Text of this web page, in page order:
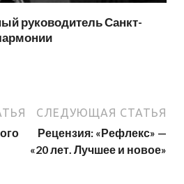
руководитель Санкт-
СЛЕДУЮЩАЯ СТАТЬЯ
Рецензия: «Рефлекс» —
«20 лет. Лучшее и новое»